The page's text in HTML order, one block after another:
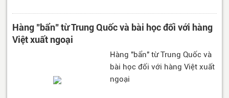
Hàng "bẩn" từ Trung Quốc và bài học đối với hàng
Việt xuất ngoại
Hàng "bẩn" từ Trung Quốc và
bài học đối với hàng Việt xuất
ngoại